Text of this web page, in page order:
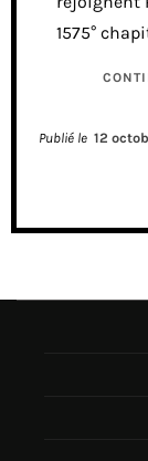
1575°
Publié le 12